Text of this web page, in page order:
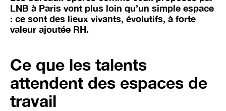
LNB à Paris vont plus loin qu’un simple espace
: ce sont des lieux vivants, évolutifs, à forte
valeur ajoutée RH.
Ce que les talents
attendent des espaces de
travail